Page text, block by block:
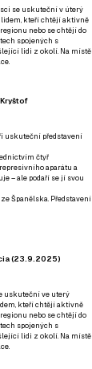
se uskuteční v úterý
lidem, kteří chtějí aktivně
nebo se chtějí do
spojených s
lidi z okolí. Na místě
uskuteční představení
čtyř
aparátu a
– ale podaří se jí svou
Španělska. Představení
(23.9.2025)
uskuteční ve uterý
kteří chtějí aktivně
nebo se chtějí do
spojených s
lidi z okolí. Na místě